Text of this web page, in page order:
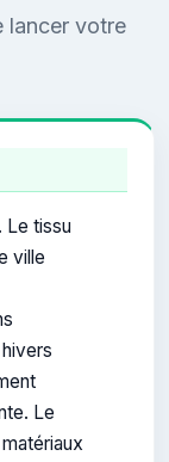
lancer votre
Le tissu
ville
Le